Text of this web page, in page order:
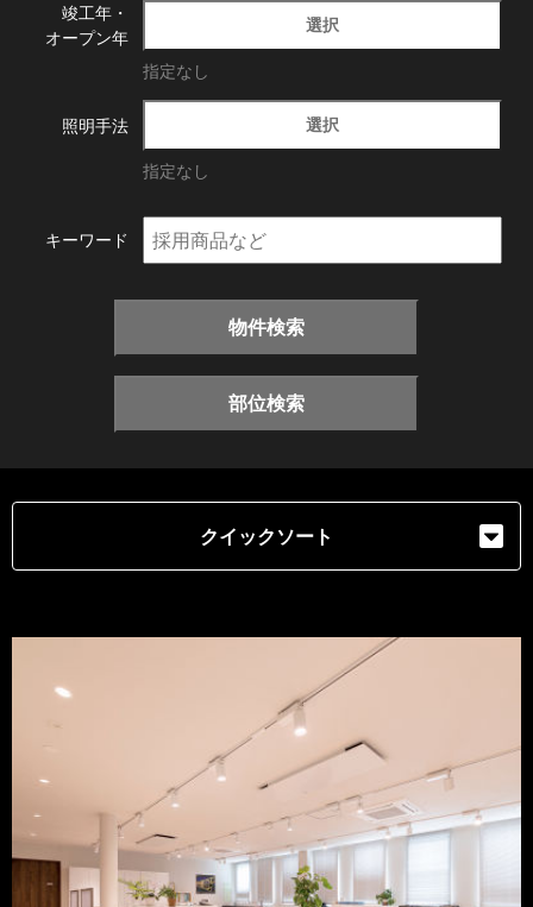
竣工年・
オープン年
選択
指定なし
照明手法 選択
指定なし
キーワード
物件検索
部位検索
クイックソート